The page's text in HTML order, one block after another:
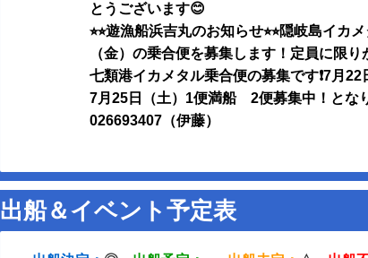
とうございます😊
⭐︎⭐︎遊漁船浜吉丸のお知らせ⭐︎⭐︎隠岐島イカ
（金）の乗合便を募集します！定員に限
七類港イカメタル乗合便の募集です❗️7月
7月25日（土）1便満船 2便募集中！とな
026693407（伊藤）
出船＆イベント予定表